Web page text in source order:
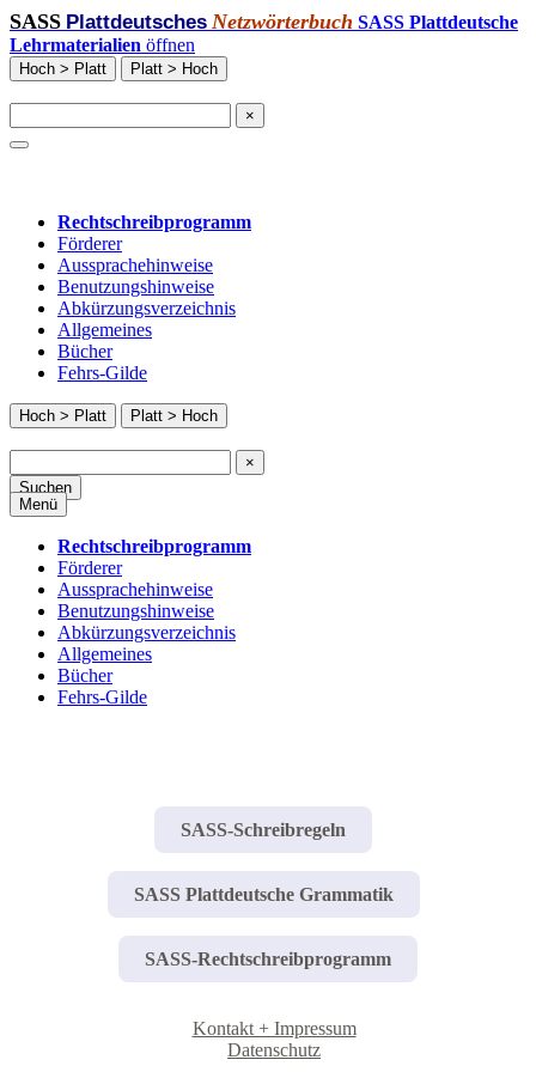
SASS Plattdeutsches Netzwörterbuch SASS Plattdeutsche
Lehrmaterialien öffnen
Hoch > Platt Platt > Hoch
×
Rechtschreibprogramm
Förderer
Aussprachehinweise
Benutzungshinweise
Abkürzungsverzeichnis
Allgemeines
Bücher
Fehrs-Gilde
Hoch > Platt Platt > Hoch
×
Suchen
Menü
Rechtschreibprogramm
Förderer
Aussprachehinweise
Benutzungshinweise
Abkürzungsverzeichnis
Allgemeines
Bücher
Fehrs-Gilde
SASS-Schreibregeln
SASS Plattdeutsche Grammatik
SASS-Rechtschreibprogramm
Kontakt + Impressum
Datenschutz